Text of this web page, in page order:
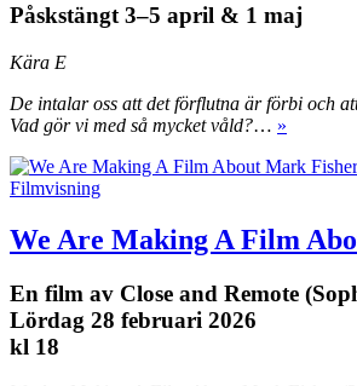
Påskstängt 3–5 april & 1 maj
Kära E
De intalar oss att det förflutna är förbi och
Vad gör vi med så mycket våld?… »
Filmvisning
We Are Making A Film
En film av Close and Remote
Lördag 28 februari 2026
kl 18